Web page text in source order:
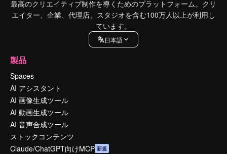
最高のクリエイティブ制作を導くためのプラットフォーム。クリ
エイター、企業、代理店、スタジオを含む100万人以上が利用し
ています。
日本語
製品
Spaces
AI アシスタント
AI 画像生成ツール
AI 動画生成ツール
AI 音声合成ツール
ストックコンテンツ
Claude/ChatGPT向けMCP 新規